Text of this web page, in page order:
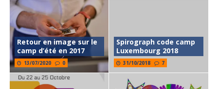
Retour en image sur le
camp d’été en 2017
13/07/2020 0
Spirograph code camp
Luxembourg 2018
31/10/2018 7